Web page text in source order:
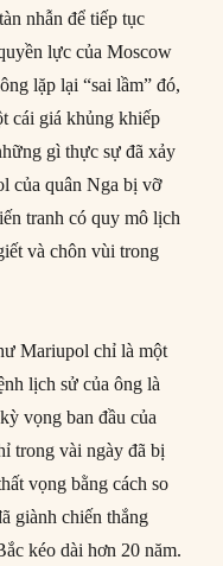
nhẫn để tiếp tục
lực của Moscow
lặp lại “sai lầm” đó,
cái giá khủng khiếp
gì thực sự đã xảy
của quân Nga bị vỡ
tranh có quy mô lịch
và chôn vùi trong
Mariupol chỉ là một
lịch sử của ông là
vọng ban đầu của
trong vài ngày đã bị
vọng bằng cách so
giành chiến thắng
kéo dài hơn 20 năm.